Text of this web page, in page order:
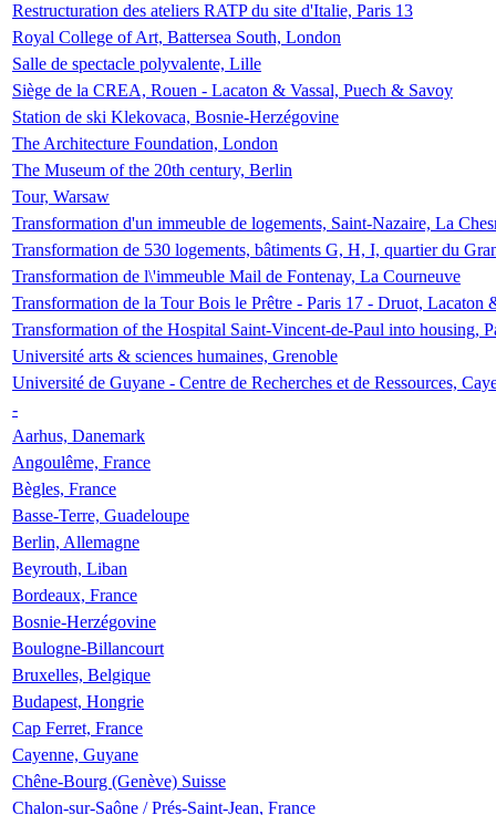
Restructuration des ateliers RATP du site d'Italie, Paris 13
Royal College of Art, Battersea South, London
Salle de spectacle polyvalente, Lille
Siège de la CREA, Rouen - Lacaton & Vassal, Puech & Savoy
Station de ski Klekovaca, Bosnie-Herzégovine
The Architecture Foundation, London
The Museum of the 20th century, Berlin
Tour, Warsaw
Transformation d'un immeuble de logements, Saint-Nazaire, La
Transformation de 530 logements, bâtiments G, H, I, quartier du
Transformation de l\'immeuble Mail de Fontenay, La Courneuve
Transformation de la Tour Bois le Prêtre - Paris 17 - Druot, Lacaton
Transformation of the Hospital Saint-Vincent-de-Paul into housing,
Université arts & sciences humaines, Grenoble
Université de Guyane - Centre de Recherches et de Ressources,
-
Aarhus, Danemark
Angoulême, France
Bègles, France
Basse-Terre, Guadeloupe
Berlin, Allemagne
Beyrouth, Liban
Bordeaux, France
Bosnie-Herzégovine
Boulogne-Billancourt
Bruxelles, Belgique
Budapest, Hongrie
Cap Ferret, France
Cayenne, Guyane
Chêne-Bourg (Genève) Suisse
Chalon-sur-Saône / Prés-Saint-Jean, France